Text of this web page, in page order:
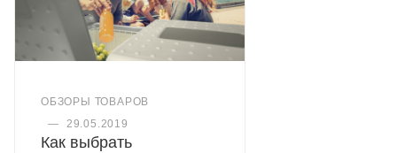
или делать лед во время вашего удивительного
путешествия.
ОБЗОРЫ ТОВАРОВ
—
29.05.2019
Как выбрать